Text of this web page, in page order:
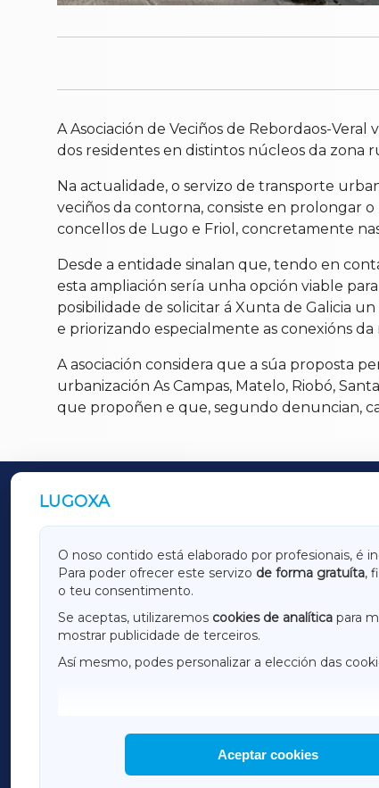
A Asociación de Veciños de Rebordaos-
dos residentes en distintos núcleos da zona
Na actualidade, o servizo de transporte
veciños da contorna, consiste en prolongar
concellos de Lugo e Friol, concretamente
Desde a entidade sinalan que, tendo en
esta ampliación sería unha opción viable
posibilidade de solicitar á Xunta de Galicia
e priorizando especialmente as conexións
A asociación considera que a súa proposta
urbanización As Campas, Matelo, Riobó,
que propoñen e que, segundo denuncian,
LUGOXA
O noso contido está elaborado por profesionais, é
Para poder ofrecer este servizo de forma gratuíta,
o teu consentimento.
Se aceptas, utilizaremos cookies de analítica para
mostrar publicidade de terceiros.
Así mesmo, podes personalizar a elección das
Aceptar cookies
OUTROS PERIÓDICOS
GALICIAXA
AMARIÑAXA
OURENSEXA